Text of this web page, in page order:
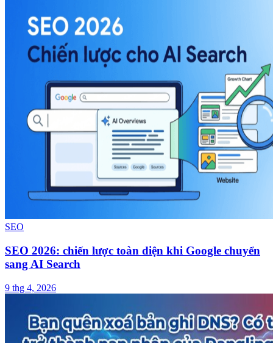
SEO
SEO 2026: chiến lược toàn diện khi Google chuyển
sang AI Search
9 thg 4, 2026